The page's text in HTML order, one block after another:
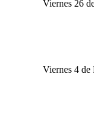
Viernes 26
Viernes 4 de